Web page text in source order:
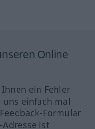
Online
ein Fehler
einfach mal
Formular
Adresse ist